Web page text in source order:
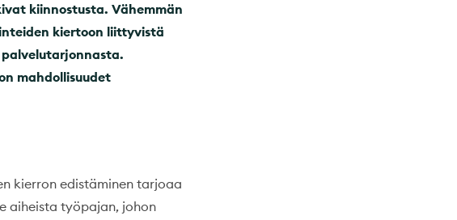
kiinnostusta. Vähemmän
kiertoon liittyvistä
mahdollisuudet
kierron edistäminen tarjoaa
aiheista työpajan, johon